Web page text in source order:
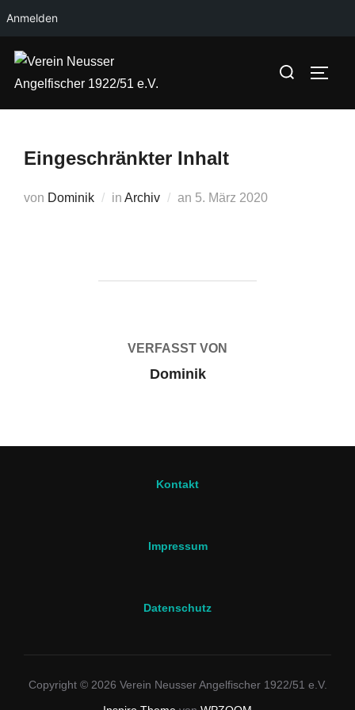
Anmelden
Inhalt
springen
Suchen
Eingeschränkter Inhalt
von Dominik in Archiv an Veröffentlicht
5. März 2020
VERFASST VON
Dominik
Kontakt
Impressum
Datenschutz
Copyright © 2026 Verein Neusser Angelfischer 1922/51 e.V.